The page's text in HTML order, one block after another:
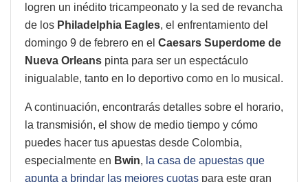
logren un inédito tricampeonato y la sed de revancha
de los Philadelphia Eagles, el enfrentamiento del
domingo 9 de febrero en el Caesars Superdome de
Nueva Orleans pinta para ser un espectáculo
inigualable, tanto en lo deportivo como en lo musical.
A continuación, encontrarás detalles sobre el horario,
la transmisión, el show de medio tiempo y cómo
puedes hacer tus apuestas desde Colombia,
especialmente en Bwin, la casa de apuestas que
apunta a brindar las mejores cuotas para este gran